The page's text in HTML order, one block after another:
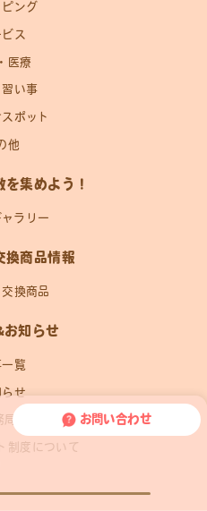
ング
ス
医療
い事
ポット
他
集めよう！
ラリー
換商品情報
換商品
お知らせ
覧
せ
局news
制度について
お問い合わせ